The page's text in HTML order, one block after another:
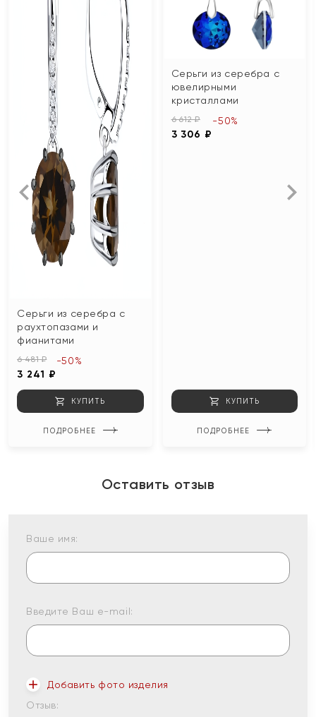
Серьги из серебра с
раухтопазами и
фианитами
6 481 ₽
3 241 ₽
-50%
КУПИТЬ
ПОДРОБНЕЕ
Серьги из серебра с
ювелирными
кристаллами
6 612 ₽
3 306 ₽
-50%
КУПИТЬ
ПОДРОБНЕЕ
Оставить отзыв
Ваше имя:
Введите Ваш e-mail:
Добавить фото изделия
Отзыв: